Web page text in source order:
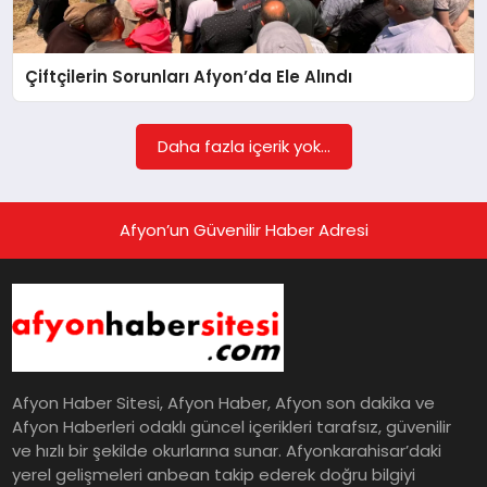
EKONOMI
SAĞLIK
SPOR
Çiftçilerin Sorunları Afyon’da Ele Alındı
Daha fazla içerik yok...
Afyon’un Güvenilir Haber Adresi
Afyon Haber Sitesi, Afyon Haber, Afyon son dakika ve
Afyon Haberleri odaklı güncel içerikleri tarafsız, güvenilir
ve hızlı bir şekilde okurlarına sunar. Afyonkarahisar’daki
yerel gelişmeleri anbean takip ederek doğru bilgiyi